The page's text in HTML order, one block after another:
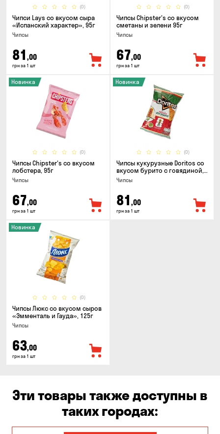
(0)
Чипси Lays со вкусом сыра
«Испанский характер», 95г
Чипсы
81 ,00
грн за 1 шт
(0)
Чипсы Chipster's со вкусом
сметаны и зелени 95г
Чипсы
67,00
грн за 1 шт
(0)
Новинка
Чипсы Chipster's со вкусом
лобстера, 95г
Чипсы
67,00
грн за 1 шт
(0)
Новинка
Чипсы кукурузные Doritos со
вкусом бурито с говядиной,
90г
Чипсы
81 ,00
грн за 1 шт
(0)
Новинка
Чипсы Люкс со вкусом сыров
«Эмменталь и Гауда», 125г
Чипсы
63,00
грн за 1 шт
Эти товары также доступны в
таких городах: